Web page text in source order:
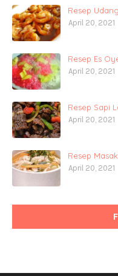
Resep
April 20, 2021
Resep Es
April 20, 2021
Resep Sapi
April 20, 2021
Resep
April 20, 2021